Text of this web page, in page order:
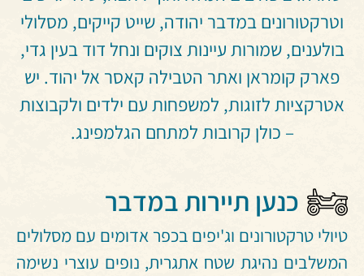
וטרקטורונים במדבר יהודה, שייט קייקים, מסלולי
בולענים, שמורות עיינות צוקים ונחל דוד בעין גדי,
פארק קומראן ואתר הטבילה קאסר אל יהוד. יש
אטרקציות לזוגות, למשפחות עם ילדים ולקבוצות
– כולן קרובות למתחם הגלמפינג.
כנען תיירות במדבר
טיולי טרקטורונים וג'יפים בכפר אדומים עם מסלולים
המשלבים נהיגת שטח אתגרית, נופים עוצרי נשימה